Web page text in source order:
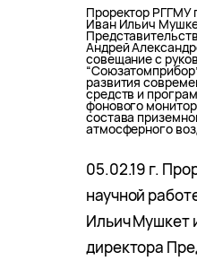
Проректор РГГМУ
Иван Ильич
Андрей
совещание с
развития
средств и
фонового
состава
атмосферного
05.02.19 г.
научной
Ильич Мушкет
директора